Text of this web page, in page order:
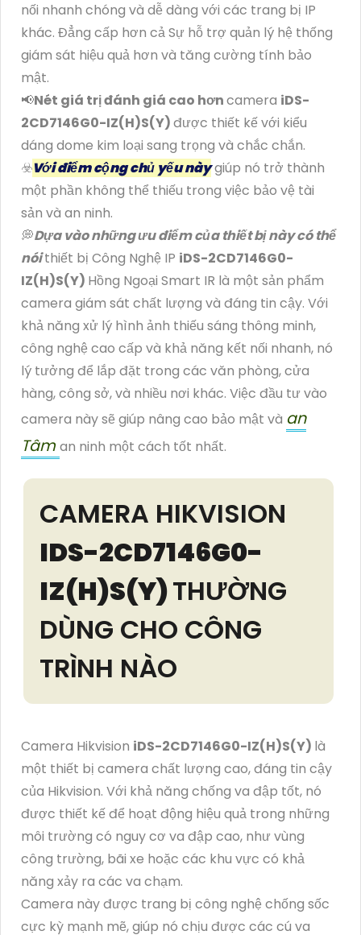
nối nhanh chóng và dễ dàng với các trang bị IP
khác. Đẳng cấp hơn cả Sự hỗ trợ quản lý hệ thống
giám sát hiệu quả hơn và tăng cường tính bảo
mật.
📢Nét giá trị đánh giá cao hơncamera iDS-
2CD7146G0-IZ(H)S(Y)được thiết kế với kiểu
dáng dome kim loại sang trọng và chắc chắn.
☣️Với điểm cộng chủ yếu nàygiúp nó trở thành
một phần không thể thiếu trong việc bảo vệ tài
sản và an ninh.
💭Dựa vào những ưu điểm của thiết bị này có thể
nóithiết bị Công Nghệ IP iDS-2CD7146G0-
IZ(H)S(Y) Hồng Ngoại Smart IR là một sản phẩm
camera giám sát chất lượng và đáng tin cậy. Với
khả năng xử lý hình ảnh thiếu sáng thông minh,
công nghệ cao cấp và khả năng kết nối nhanh, nó
lý tưởng để lắp đặt trong các văn phòng, cửa
hàng, công sở, và nhiều nơi khác. Việc đầu tư vào
camera này sẽ giúp nâng cao bảo mật và an
Tâm an ninh một cách tốt nhất.
CAMERA HIKVISION
IDS-2CD7146G0-
IZ(H)S(Y)THƯỜNG
DÙNG CHO CÔNG
TRÌNH NÀO
Camera Hikvision iDS-2CD7146G0-IZ(H)S(Y) là
một thiết bị camera chất lượng cao, đáng tin cậy
của Hikvision. Với khả năng chống va đập tốt, nó
được thiết kế để hoạt động hiệu quả trong những
môi trường có nguy cơ va đập cao, như vùng
công trường, bãi xe hoặc các khu vực có khả
năng xảy ra các va chạm.
Camera này được trang bị công nghệ chống sốc
cực kỳ mạnh mẽ, giúp nó chịu được các cú va